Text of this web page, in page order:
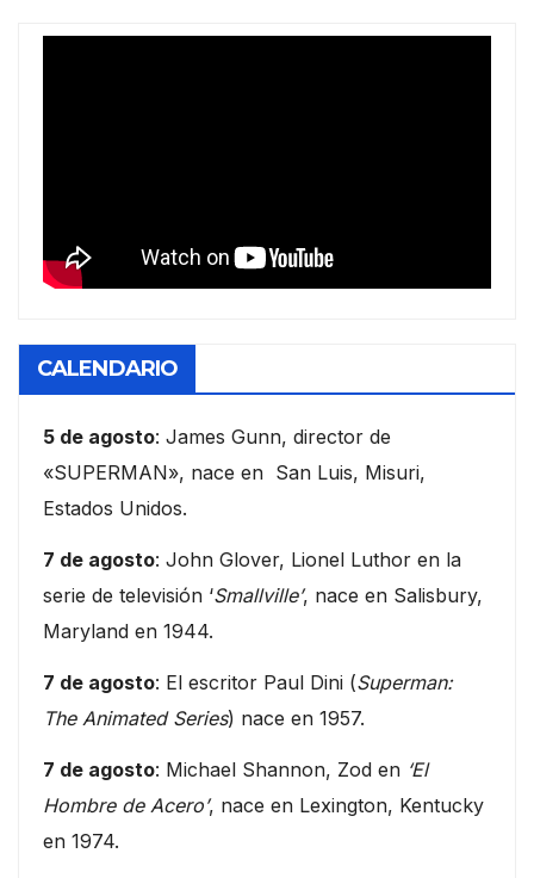
CALENDARIO
5 de agosto: James Gunn, director de
«SUPERMAN», nace en San Luis, Misuri,
Estados Unidos.
7 de agosto: John Glover, Lionel Luthor en la
serie de televisión ‘Smallville’, nace en Salisbury,
Maryland en 1944.
7 de agosto: El escritor Paul Dini (Superman:
The Animated Series) nace en 1957.
7 de agosto: Michael Shannon, Zod en ‘El
Hombre de Acero’, nace en Lexington, Kentucky
en 1974.